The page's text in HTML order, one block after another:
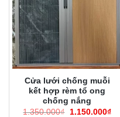
Cửa lưới chống muỗi
kết hợp rèm tổ ong
chống nắng
1.350.000₫
Giá
1.150.000₫Giá